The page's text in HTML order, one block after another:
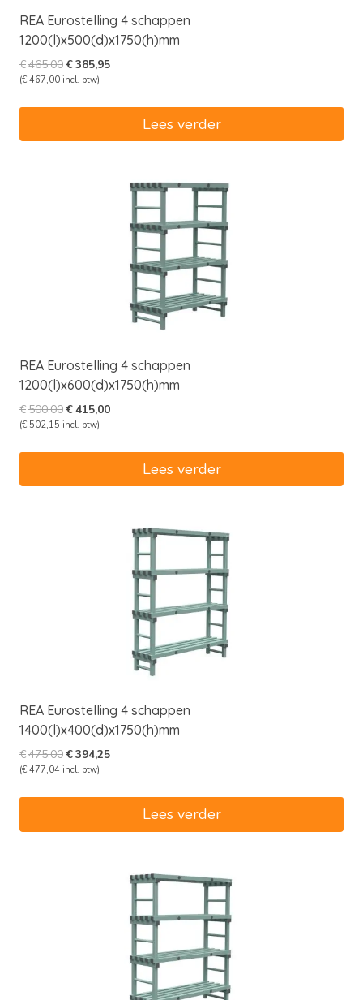
REA Eurostelling 4 schappen
1200(l)x500(d)x1750(h)mm
€465,00Oorspronkelijke
prijs
€385,95Huidige
€385,95.
(€ 467,00 incl. btw)
Lees verder
REA Eurostelling 4 schappen
1200(l)x600(d)x1750(h)mm
€500,00Oorspronkelijke
prijs
€415,00Huidige
€415,00.
(€ 502,15 incl. btw)
Lees verder
REA Eurostelling 4 schappen
1400(l)x400(d)x1750(h)mm
€475,00Oorspronkelijke
prijs
€394,25Huidige
€394,25.
(€ 477,04 incl. btw)
Lees verder